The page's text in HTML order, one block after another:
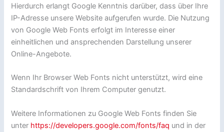
Hierdurch erlangt Google Kenntnis darüber, dass über Ihre
IP-Adresse unsere Website aufgerufen wurde. Die Nutzung
von Google Web Fonts erfolgt im Interesse einer
einheitlichen und ansprechenden Darstellung unserer
Online-Angebote.
Wenn Ihr Browser Web Fonts nicht unterstützt, wird eine
Standardschrift von Ihrem Computer genutzt.
Weitere Informationen zu Google Web Fonts finden Sie
unter https://developers.google.com/fonts/faq und in der